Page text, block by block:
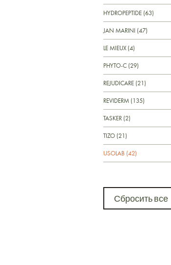
HYDROPEPTIDE (63)
JAN MARINI (47)
LE MIEUX (4)
PHYTO-C (29)
REJUDICARE (21)
REVIDERM (135)
TASKER (2)
TIZO (21)
USOLAB (42)
Сбросить все